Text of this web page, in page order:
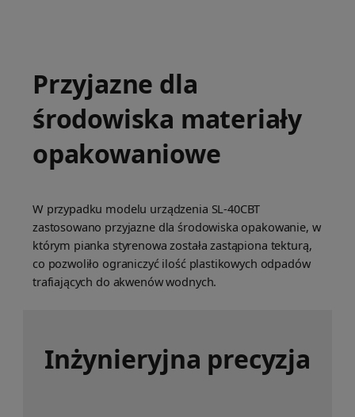
Przyjazne dla
środowiska materiały
opakowaniowe
W przypadku modelu urządzenia SL-40CBT
zastosowano przyjazne dla środowiska opakowanie, w
którym pianka styrenowa została zastąpiona tekturą,
co pozwoliło ograniczyć ilość plastikowych odpadów
trafiających do akwenów wodnych.
Inżynieryjna precyzja